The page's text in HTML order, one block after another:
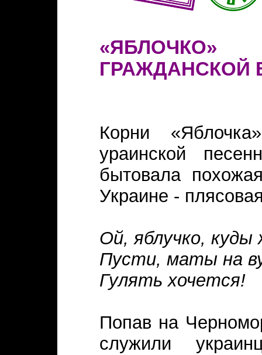
ГРАЖДАНСКОЙ
Корни
ураинской
бытовала
Украине -
Ой, яблучко,
Пусти, маты на
Гулять хочется!
Попав на
служили